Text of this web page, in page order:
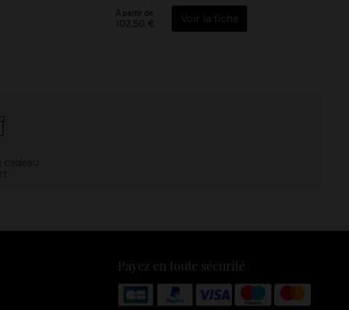
À partir de
102,50 € Voir la fiche
Payez en toute sécurité